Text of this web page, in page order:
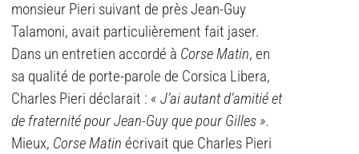
monsieur Pieri suivant de près Jean-Guy
Talamoni, avait particulièrement fait jaser.
Dans un entretien accordé à Corse Matin, en
sa qualité de porte-parole de Corsica Libera,
Charles Pieri déclarait : « J’ai autant d’amitié et
de fraternité pour Jean-Guy que pour Gilles ».
Mieux, Corse Matin écrivait que Charles Pieri